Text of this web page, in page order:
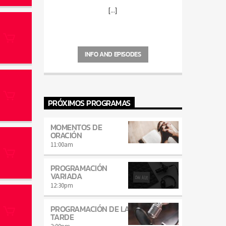
[...]
INFO AND EPISODES
PRÓXIMOS PROGRAMAS
MOMENTOS DE
ORACIÓN
11:00am
PROGRAMACIÓN
VARIADA
12:30pm
PROGRAMACIÓN DE LA
TARDE